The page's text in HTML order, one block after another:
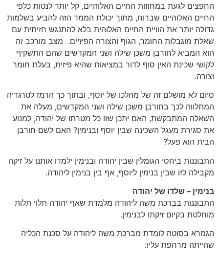
החפצים לגעת במחוזות החיים האלוהיים, קל יותר לנטות כלפי
החיים האלוהיים שברוח, מתוך יכולת הממד הזה להביע בשלמות
גדולה יותר את הוויית החיים האלוהית בלא להתנגש חזיתית עם
שאלת מוגבלות החומר, הגוף והצורה הפיזיים. מצב מורכב זה
הוא המביא לחורבן משכן שילה ושני המקדשים שהם התשקיף
לקושי שכינת האין סוף לדור במציאות שהיא פיזית, בעלת חומר
וצורה.
סיום לא מושלם זה של מהלכו של יוסף, ובתוך כך הרמז לטרגדיה
המתלווה לכך בחורבן משכן שילה ושני המקדשים, מעלה את
השאלה המתבקשת, האם יתכן שזו כל מטרתו של יהודה, למנוע
את סגירת מעגל השכינה שבין יוסף ובנימין? האם לשם חורבן
הבית הוא פעל?
התבוננות ביחסי הגומלין שבין יהודה ובנימין ילמדו אותנו על זיקה
מקבילה לזו שבין בנימין ליוסף, אף בין בנימין ליהודה.
בנימין – שלדו של יהודה
התבוננות בברכת משה ליהודה מלמדת שאף יהודה תלוי תלות
מוחלטת בקיום זיקתו לבנימין.
הגמרא בסוטה לומדת מברכת משה ליהודה על סכנת הכליה
שהייתה מרחפת עליו: